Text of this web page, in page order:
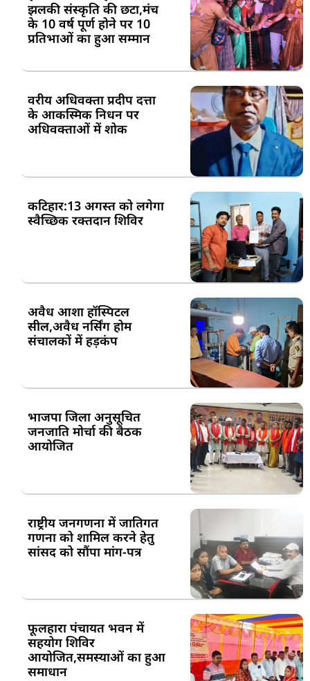
झलकी संस्कृति की छटा,मंच
के 10 वर्ष पूर्ण होने पर 10
प्रतिभाओं का हुआ सम्मान
वरीय अधिवक्ता प्रदीप दत्ता
के आकस्मिक निधन पर
अधिवक्ताओं में शोक
कटिहार:13 अगस्त को लगेगा
स्वैच्छिक रक्तदान शिविर
अवैध आशा हॉस्पिटल
सील,अवैध नर्सिंग होम
संचालकों में हड़कंप
भाजपा जिला अनुसूचित
जनजाति मोर्चा की बैठक
आयोजित
राष्ट्रीय जनगणना में जातिगत
गणना को शामिल करने हेतु
सांसद को सौंपा मांग-पत्र
फूलहारा पंचायत भवन में
सहयोग शिविर
आयोजित,समस्याओं का हुआ
समाधान